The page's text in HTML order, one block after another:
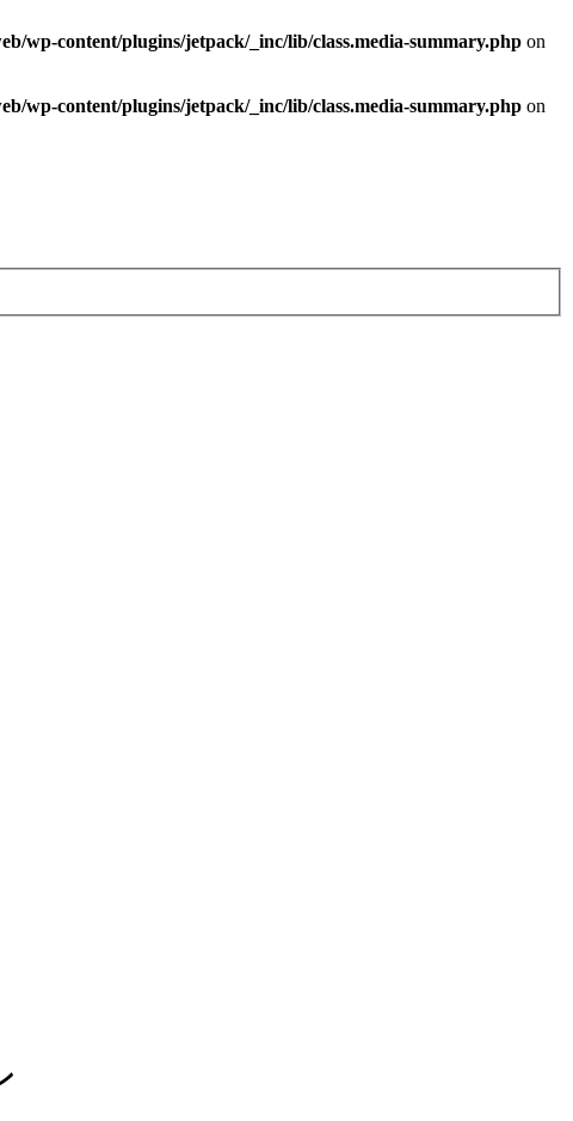
wp-content/plugins/jetpack/_inc/lib/class.media-summary.php on
wp-content/plugins/jetpack/_inc/lib/class.media-summary.php on